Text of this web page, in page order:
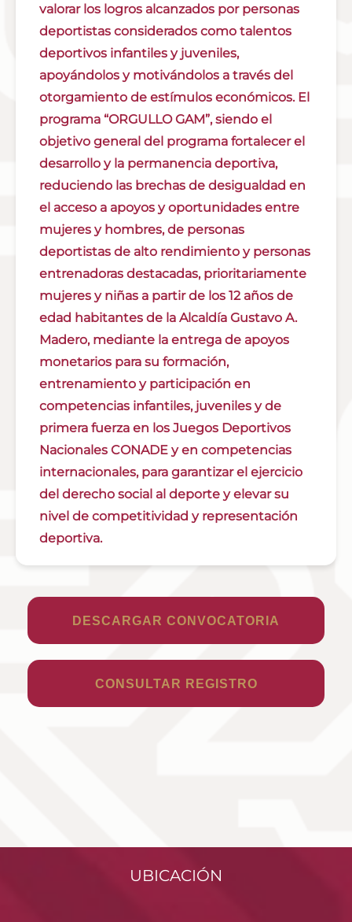
valorar los logros alcanzados por personas
deportistas considerados como talentos
deportivos infantiles y juveniles,
apoyándolos y motivándolos a través del
otorgamiento de estímulos económicos. El
programa “ORGULLO GAM”, siendo el
objetivo general del programa fortalecer el
desarrollo y la permanencia deportiva,
reduciendo las brechas de desigualdad en
el acceso a apoyos y oportunidades entre
mujeres y hombres, de personas
deportistas de alto rendimiento y personas
entrenadoras destacadas, prioritariamente
mujeres y niñas a partir de los 12 años de
edad habitantes de la Alcaldía Gustavo A.
Madero, mediante la entrega de apoyos
monetarios para su formación,
entrenamiento y participación en
competencias infantiles, juveniles y de
primera fuerza en los Juegos Deportivos
Nacionales CONADE y en competencias
internacionales, para garantizar el ejercicio
del derecho social al deporte y elevar su
nivel de competitividad y representación
deportiva.
DESCARGAR CONVOCATORIA
CONSULTAR REGISTRO
UBICACIÓN